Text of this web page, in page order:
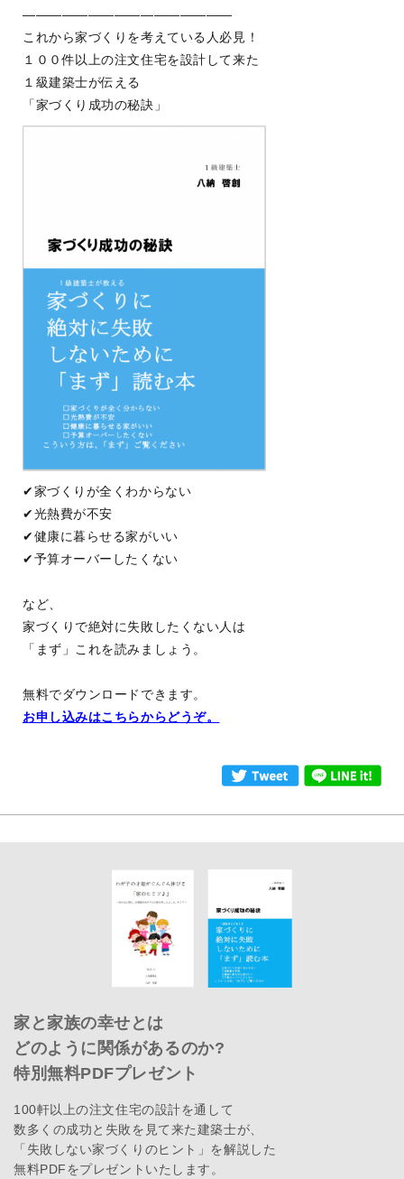
————————————————
これから家づくりを考えている人必見！
１００件以上の注文住宅を設計して来た
１級建築士が伝える
「家づくり成功の秘訣」
✔︎家づくりが全くわからない
✔︎光熱費が不安
✔︎健康に暮らせる家がいい
✔︎予算オーバーしたくない
など、
家づくりで絶対に失敗したくない人は
「まず」これを読みましょう。
無料でダウンロードできます。
お申し込みはこちらからどうぞ。
家と家族の幸せとは
どのように関係があるのか?
特別無料PDFプレゼント
100軒以上の注文住宅の設計を通して
数多くの成功と失敗を見て来た建築士が、
「失敗しない家づくりのヒント」を解説した
無料PDFをプレゼントいたします。